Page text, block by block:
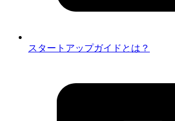
スタートアップガイドとは？